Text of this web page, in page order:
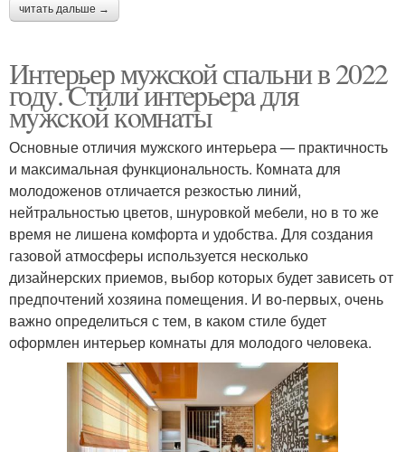
читать дальше →
Интерьер мужской спальни в 2022
году. Cтили интepьepa для
мyжcкoй кoмнaты
Основные отличия мужского интерьера — практичность
и максимальная функциональность. Комната для
молодоженов отличается резкостью линий,
нейтральностью цветов, шнуровкой мебели, но в то же
время не лишена комфорта и удобства. Для создания
газовой атмосферы используется несколько
дизайнерских приемов, выбор которых будет зависеть от
предпочтений хозяина помещения. И во-первых, очень
важно определиться с тем, в каком стиле будет
оформлен интерьер комнаты для молодого человека.